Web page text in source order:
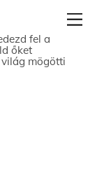
fel a
őket
mögötti